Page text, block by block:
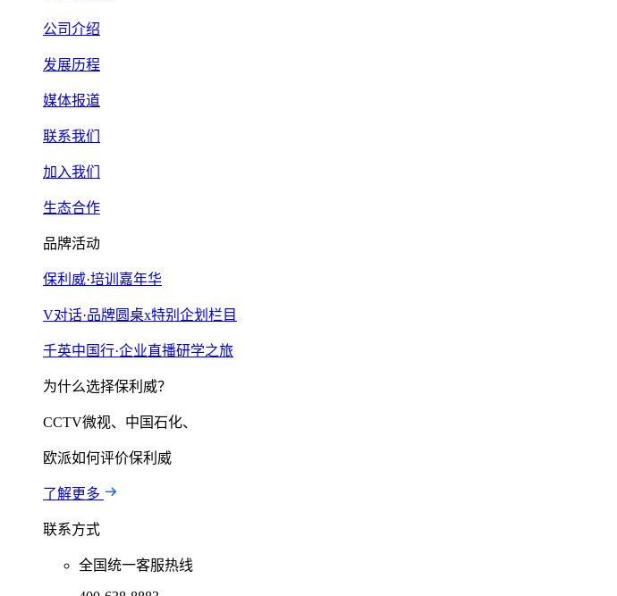
公司介绍
发展历程
媒体报道
联系我们
加入我们
生态合作
品牌活动
保利威·培训嘉年华
V对话·品牌圆桌x特别企划栏目
千英中国行·企业直播研学之旅
为什么选择保利威？
CCTV微视、中国石化、
欧派如何评价保利威
了解更多
联系方式
全国统一客服热线